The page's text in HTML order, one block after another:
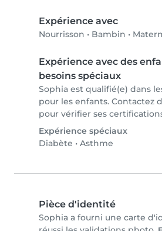
Expérience avec
Nourrisson • Bambin •
Expérience avec des
besoins spéciaux
Sophia est qualifié(e) dans
pour les enfants. Contactez
pour vérifier ses
Expérience spéciaux
Diabète • Asthme
Pièce d'identité
Sophia a fourni une carte